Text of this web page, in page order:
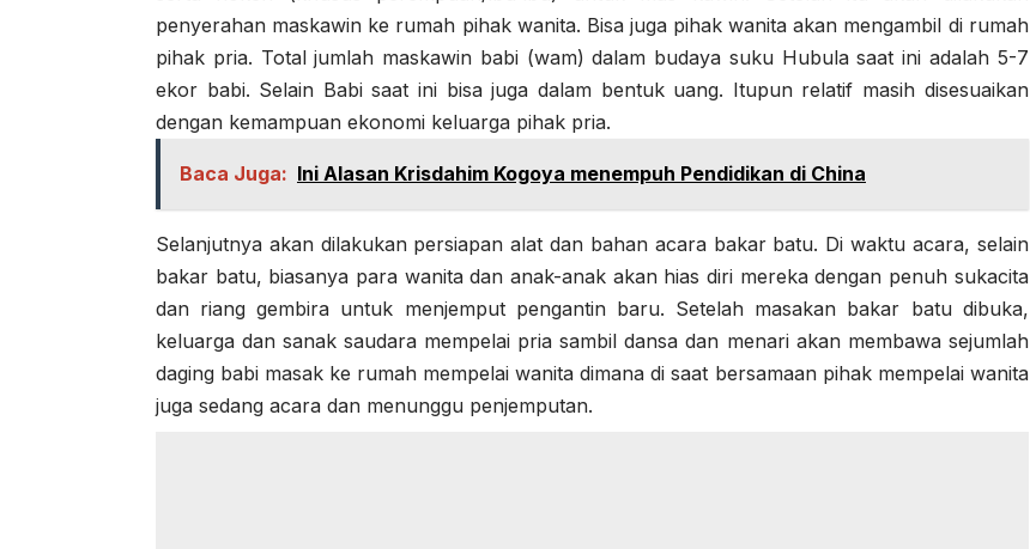
penyerahan maskawin ke rumah pihak wanita. Bisa juga pihak wanita akan mengambil di rumah
pihak pria. Total jumlah maskawin babi (wam) dalam budaya suku Hubula saat ini adalah 5-7
ekor babi. Selain Babi saat ini bisa juga dalam bentuk uang. Itupun relatif masih disesuaikan
dengan kemampuan ekonomi keluarga pihak pria.
Baca Juga: Ini Alasan Krisdahim Kogoya menempuh Pendidikan di China
Selanjutnya akan dilakukan persiapan alat dan bahan acara bakar batu. Di waktu acara, selain
bakar batu, biasanya para wanita dan anak-anak akan hias diri mereka dengan penuh sukacita
dan riang gembira untuk menjemput pengantin baru. Setelah masakan bakar batu dibuka,
keluarga dan sanak saudara mempelai pria sambil dansa dan menari akan membawa sejumlah
daging babi masak ke rumah mempelai wanita dimana di saat bersamaan pihak mempelai wanita
juga sedang acara dan menunggu penjemputan.